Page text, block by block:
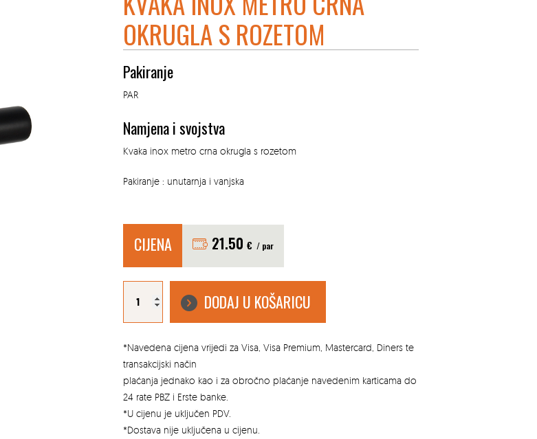
OKRUGLA S ROZETOM
Pakiranje
PAR
Namjena i svojstva
Kvaka inox metro crna okrugla s rozetom
Pakiranje : unutarnja i vanjska
CIJENA 21.50 € / par
KVAKA
METRO
CRNA
S
DODAJ U KOŠARICU
*Navedena cijena vrijedi za Visa, Visa Premium, Mastercard, Diners te
transakcijski način
plaćanja jednako kao i za obročno plaćanje navedenim karticama do
24 rate PBZ i Erste banke.
*U cijenu je uključen PDV.
*Dostava nije uključena u cijenu.